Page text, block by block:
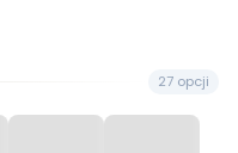
27 opcji